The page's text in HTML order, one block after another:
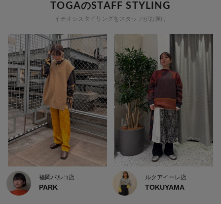
TOGAのSTAFF STYLING
イチオシスタイリングをスタッフがお届け
福岡パルコ店
PARK
ルクアイーレ店
TOKUYAMA